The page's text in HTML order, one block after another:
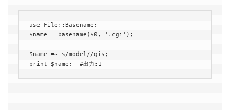
use File::Basename;
$name = basename($0, '.cgi');
$name =~ s/model//gis;
print $name;  #出力:1